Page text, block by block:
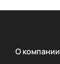
О компании